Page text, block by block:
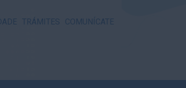
TRÁMITES COMUNÍCATE